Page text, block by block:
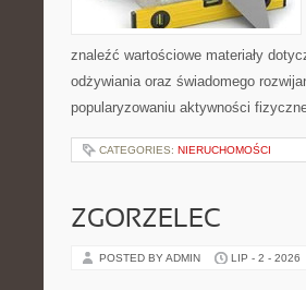
znaleźć wartościowe materiały
odżywiania oraz świadomego
popularyzowaniu aktywności
CATEGORIES: NIERUCHOMOŚCI
ZGORZELEC
POSTED BY ADMIN LIP - 2 - 2026